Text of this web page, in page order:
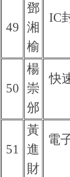
49
鄧
湘
榆
IC
50
楊
崇
邠
快
51
黃
進
財
電